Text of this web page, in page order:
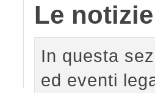
Le
In questa
ed eventi